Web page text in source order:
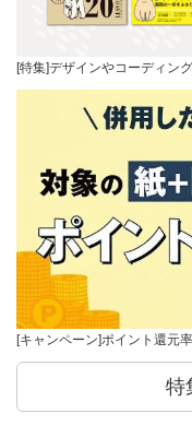
[特集]デザインやコーディン
[キャンペーン]ポイント還元
特